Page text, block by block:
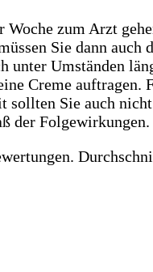
Woche zum Arzt
Sie dann
unter Umständen
Creme auftragen.
sollten Sie auch
der Folgewirkungen.